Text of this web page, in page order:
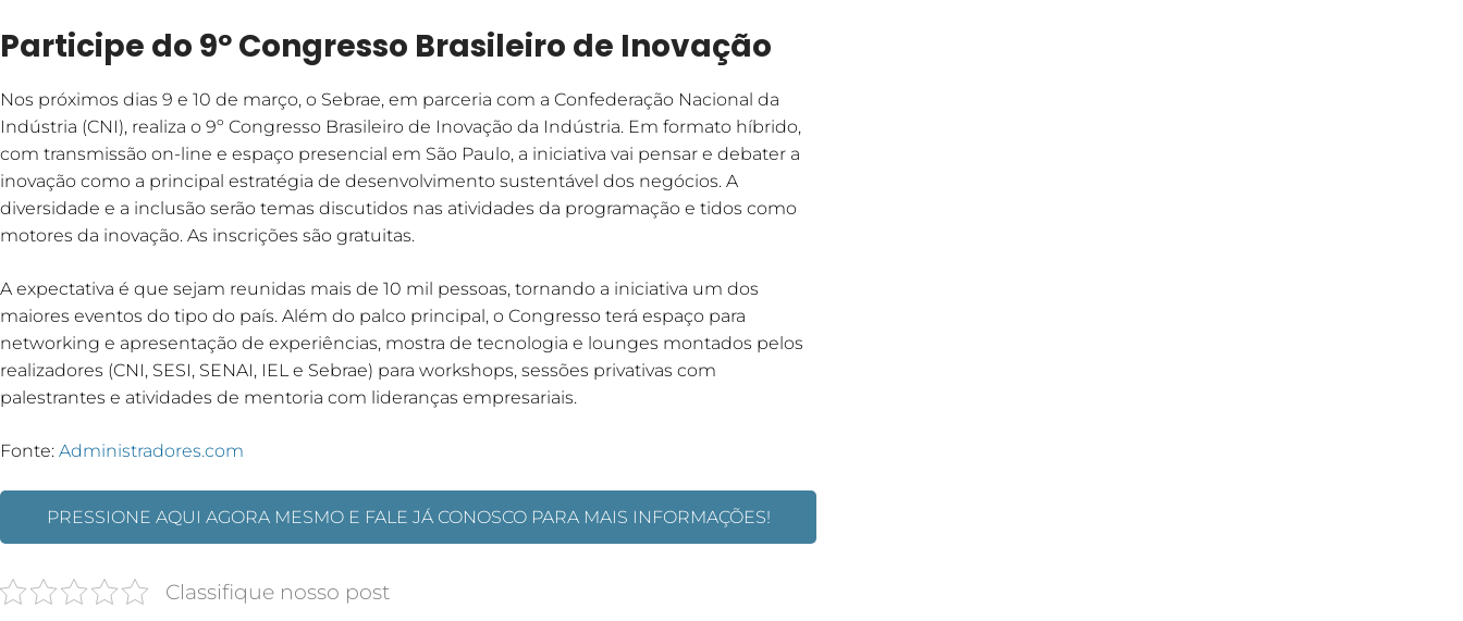
Participe do 9º Congresso Brasileiro de Inovação
Nos próximos dias 9 e 10 de março, o Sebrae, em parceria com a Confederação Nacional da
Indústria (CNI), realiza o 9º Congresso Brasileiro de Inovação da Indústria. Em formato híbrido,
com transmissão on-line e espaço presencial em São Paulo, a iniciativa vai pensar e debater a
inovação como a principal estratégia de desenvolvimento sustentável dos negócios. A
diversidade e a inclusão serão temas discutidos nas atividades da programação e tidos como
motores da inovação. As inscrições são gratuitas.
A expectativa é que sejam reunidas mais de 10 mil pessoas, tornando a iniciativa um dos
maiores eventos do tipo do país. Além do palco principal, o Congresso terá espaço para
networking e apresentação de experiências, mostra de tecnologia e lounges montados pelos
realizadores (CNI, SESI, SENAI, IEL e Sebrae) para workshops, sessões privativas com
palestrantes e atividades de mentoria com lideranças empresariais.
Fonte: Administradores.com
PRESSIONE AQUI AGORA MESMO E FALE JÁ CONOSCO PARA MAIS INFORMAÇÕES!
Classifique nosso post